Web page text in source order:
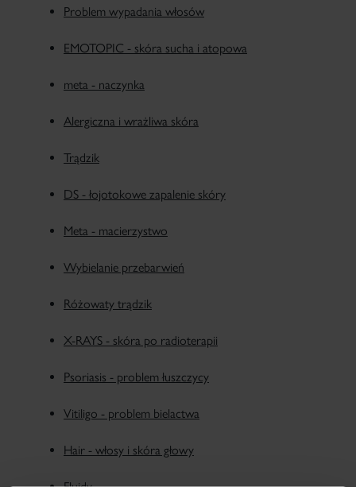
Problem wypadania włosów
EMOTOPIC - skóra sucha i atopowa
meta - naczynka
Alergiczna i wrażliwa skóra
Trądzik
DS - łojotokowe zapalenie skóry
Meta - macierzystwo
Wybielanie przebarwień
Różowaty trądzik
X-RAYS - skóra po radioterapii
Psoriasis - problem łuszczycy
Vitiligo - problem bielactwa
Hair - włosy i skóra głowy